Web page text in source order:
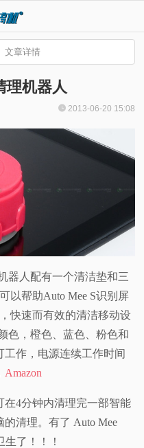
文章详情
理机器人
2013-06-20 15:08
器人配有一个清洁垫和三
以帮助Auto Mee S识别屏
快速而有效的清洁移动设
色，橙色、蓝色、粉色和
作，电源连续工作时间
Amazon
在4分钟内清理完一部智能
清理。有了 Auto Mee
了！！！